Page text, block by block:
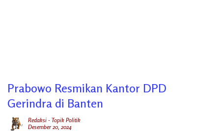
Prabowo Resmikan Kantor DPD
Gerindra di Banten
Redaksi - Topik Politik
Desember 20, 2024